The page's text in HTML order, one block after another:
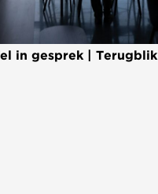
in gesprek | Terugblik